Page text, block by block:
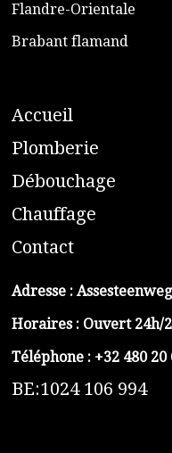
​Flandre-Orientale
​Brabant flamand
Accueil
​Plomberie
Débouchage
Chauffage
Contact
Adresse :
Horaires : Ouvert 24h/
Téléphone : +32 480 20
BE:1024 106 994